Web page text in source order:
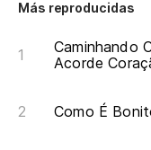
Más reproducidas
Caminhando
Acorde
Como É